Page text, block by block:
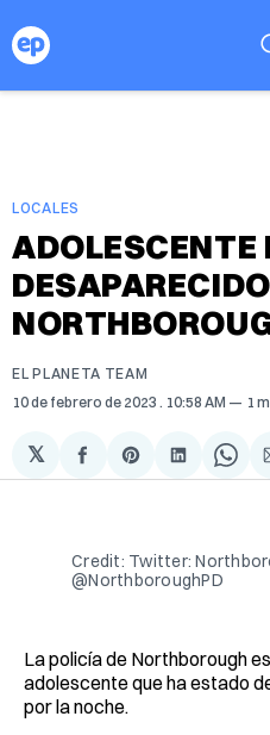
LOCALES
ADOLESCENTE
EL PLANETA TEAM
10 de febrero de 2023 . 10:58 AM 1
𝕏
Compartir
en
Share
on
en
on
Credit: Twitter:
@NorthboroughPD
La policía de Northborough
adolescente que ha estado
por la noche.